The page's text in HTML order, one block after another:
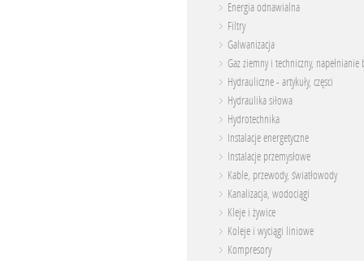
Energia odnawialna
Filtry
Galwanizacja
Gaz ziemny i techniczny,
Hydrauliczne - artykuły, częsci
Hydraulika siłowa
Hydrotechnika
Instalacje energetyczne
Instalacje przemysłowe
Kable, przewody, światłowody
Kanalizacja, wodociągi
Kleje i żywice
Koleje i wyciągi liniowe
Kompresory